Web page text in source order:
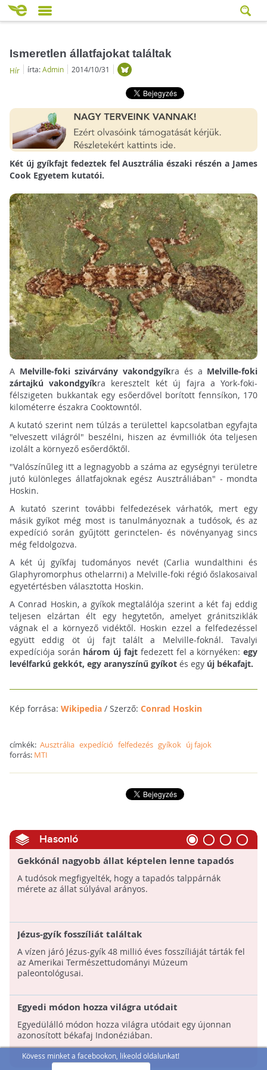
Kövess minket a facebookon, likeold oldalunkat!
Ismeretlen állatfajokat találtak
Hír írta:Admin 2014/10/31
Két új gyíkfajt fedeztek fel Ausztrália északi részén a James
Cook Egyetem kutatói.
A Melville-foki szivárvány vakondgyíkra és a Melville-foki
zártajkú vakondgyíkra keresztelt két új fajra a York-foki-
félszigeten bukkantak egy esőerdővel borított fennsíkon, 170
kilométerre északra Cooktowntól.
A kutató szerint nem túlzás a területtel kapcsolatban egyfajta
"elveszett világról" beszélni, hiszen az évmilliók óta teljesen
izolált a környező esőerdőktől.
"Valószínűleg itt a legnagyobb a száma az egységnyi területre
jutó különleges állatfajoknak egész Ausztráliában" - mondta
Hoskin.
A kutató szerint további felfedezések várhatók, mert egy
másik gyíkot még most is tanulmányoznak a tudósok, és az
expedíció során gyűjtött gerinctelen- és növényanyag sincs
még feldolgozva.
A két új gyíkfaj tudományos nevét (Carlia wundalthini és
Glaphyromorphus othelarrni) a Melville-foki régió őslakosaival
egyetértésben választotta Hoskin.
A Conrad Hoskin, a gyíkok megtalálója szerint a két faj eddig
teljesen elzártan élt egy hegytetőn, amelyet gránitsziklák
vágnak el a környező vidéktől. Hoskin ezzel a felfedezéssel
együtt eddig öt új fajt talált a Melville-foknál.
Tavalyi
expedíciója során három új fajt fedezett fel a környéken: egy
levélfarkú gekkót, egy aranyszínű gyíkot és egyúj békafajt.
Kép forrása: Wikipedia/ Szerző: Conrad Hoskin
címkék: Ausztrália expedíció felfedezés gyíkok új fajok
forrás: MTI
Hasonló
Gekkónál nagyobb állat képtelen lenne tapadós
talpakkal falra mászni
A tudósok megfigyelték, hogy a tapadós talppárnák
mérete az állat súlyával arányos.
Jézus-gyík fosszíliát találtak
A vízen járó Jézus-gyík 48 millió éves fosszíliáját tárták fel
az Amerikai Természettudományi Múzeum
paleontológusai.
Egyedi módon hozza világra utódait
Egyedülálló módon hozza világra utódait egy újonnan
azonosított békafaj Indonéziában.